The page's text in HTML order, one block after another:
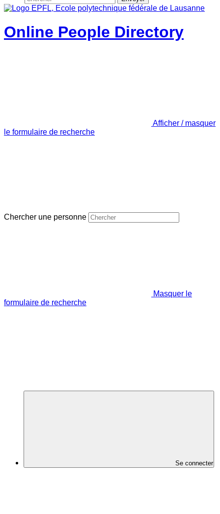
Online People Directory
Afficher / masquer
le formulaire de recherche
Chercher une personne
Masquer le
formulaire de recherche
Se connecter